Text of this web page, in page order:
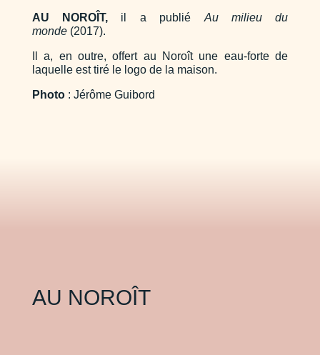
AU NOROÎT, il a publié Au milieu du
monde(2017).
Il a, en outre, offert au Noroît une eau-forte de
laquelle est tiré le logo de la maison.
Photo: Jérôme Guibord
AU NOROÎT